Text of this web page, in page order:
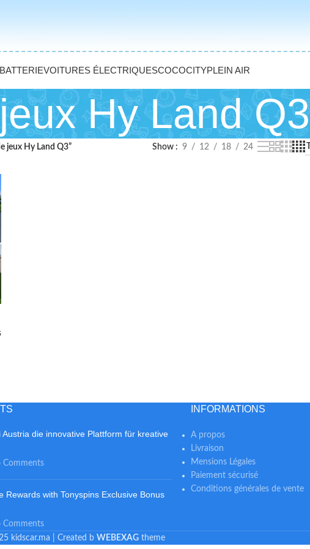
VOITURES ÉLECTRIQUESCOCOCITYPLEIN AIR
Hy Land Q3
jeux Hy Land Q3” Show 9 12 18 24
Austria die innovative Plattform für kreative
Comments
Rewards with Tonyspins Exclusive Bonus
Comments
INFORMATIONS
A propos
Livraison
Mensions Légales
Paiement sécurisé
Conditions générales de vente
kidscar.ma | Created b WEBEXAG theme